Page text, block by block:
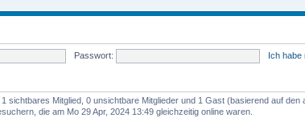
Passwort: Ich habe
sichtbares Mitglied, 0 unsichtbare Mitglieder und 1 Gast (basierend auf
die am Mo 29 Apr, 2024 13:49 gleichzeitig online waren.